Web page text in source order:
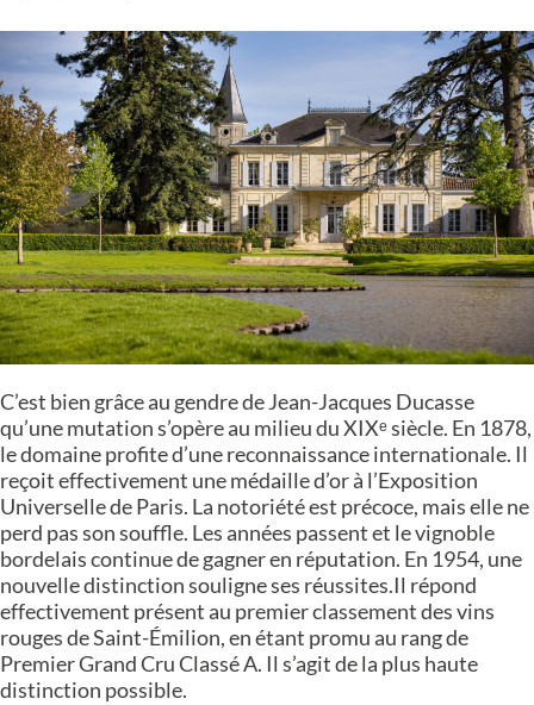
C’est bien grâce au gendre de Jean-Jacques Ducasse
qu’une mutation s’opère au milieu du XIXᵉ siècle. En 1878,
le domaine profite d’une reconnaissance internationale. Il
reçoit effectivement une médaille d’or à l’Exposition
Universelle de Paris. La notoriété est précoce, mais elle ne
perd pas son souffle. Les années passent et le vignoble
bordelais continue de gagner en réputation. En 1954, une
nouvelle distinction souligne ses réussites.Il répond
effectivement présent au premier classement des vins
rouges de Saint-Émilion, en étant promu au rang de
Premier Grand Cru Classé A. Il s’agit de la plus haute
distinction possible.